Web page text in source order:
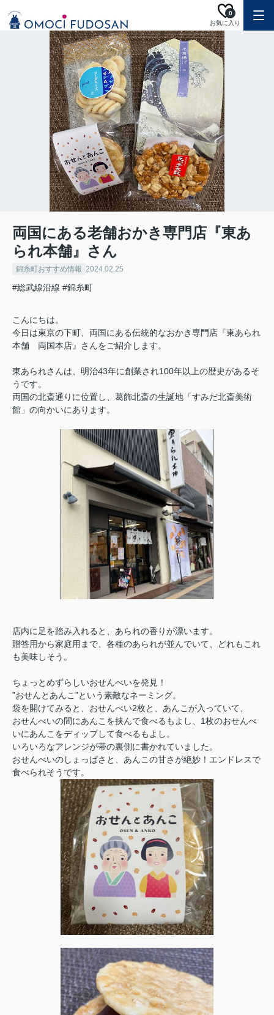
お気に入り
0
両国にある老舗おかき専門店『東あ
られ本舗』さん
錦糸町おすすめ情報 2024.02.25
#総武線沿線 #錦糸町
こんにちは。
今日は東京の下町、両国にある伝統的なおかき専門店『東あられ
本舗 両国本店』さんをご紹介します。
東あられさんは、明治43年に創業され100年以上の歴史があるそ
うです。
両国の北斎通りに位置し、葛飾北斎の生誕地「すみだ北斎美術
館」の向かいにあります。
店内に足を踏み入れると、あられの香りが漂います。
贈答用から家庭用まで、各種のあられが並んでいて、どれもこれ
も美味しそう。
ちょっとめずらしいおせんべいを発見！
”おせんとあんこ”という素敵なネーミング。
袋を開けてみると、おせんべい2枚と、あんこが入っていて、
おせんべいの間にあんこを挟んで食べるもよし、1枚のおせんべ
いにあんこをディップして食べるもよし。
いろいろなアレンジが帯の裏側に書かれていました。
おせんべいのしょっぱさと、あんこの甘さが絶妙！エンドレスで
食べられそうです。